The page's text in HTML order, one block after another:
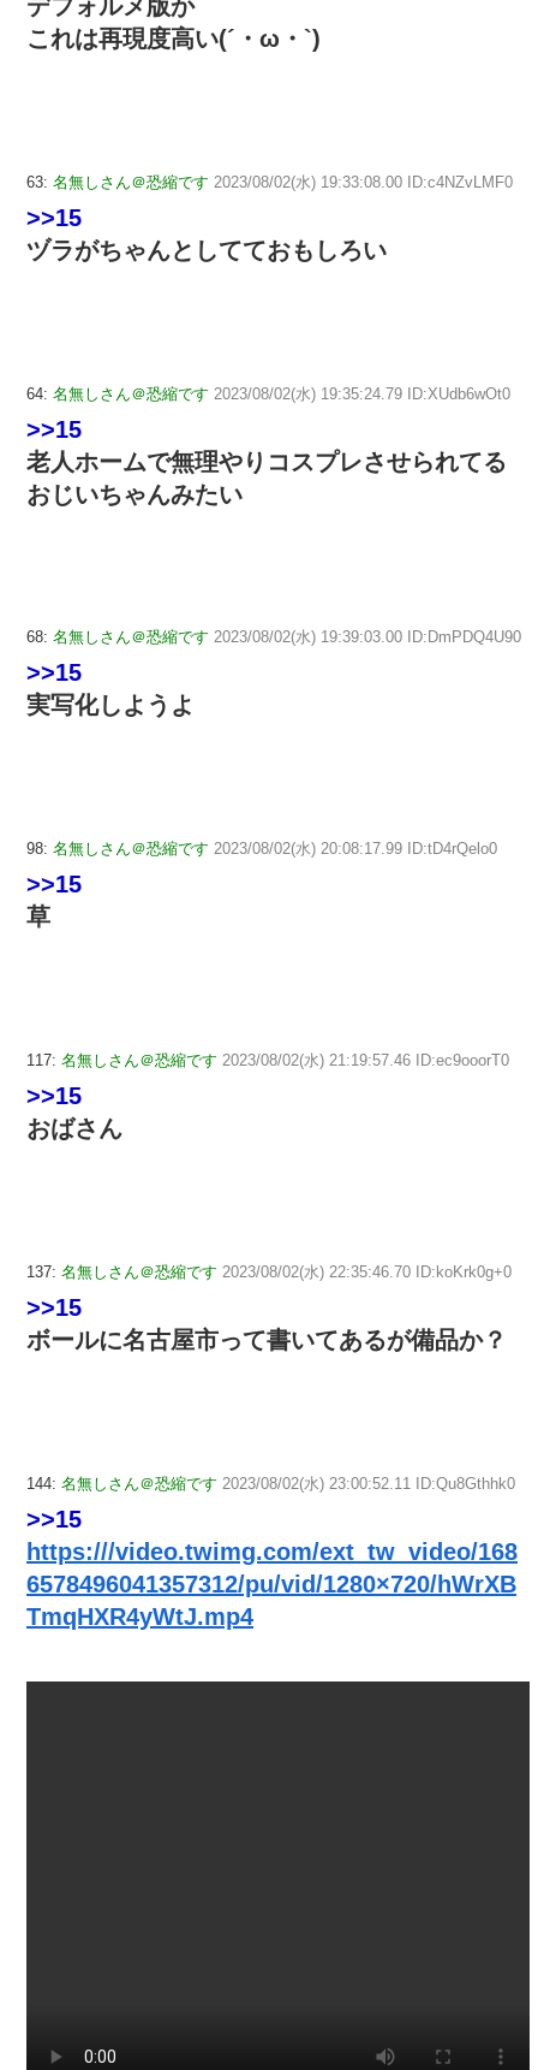
デフォルメ版か
これは再現度高い(´・ω・`)
63: 名無しさん＠恐縮です 2023/08/02(水) 19:33:08.00 ID:c4NZvLMF0
>>15
ヅラがちゃんとしてておもしろい
64: 名無しさん＠恐縮です 2023/08/02(水) 19:35:24.79 ID:XUdb6wOt0
>>15
老人ホームで無理やりコスプレさせられてる
おじいちゃんみたい
68: 名無しさん＠恐縮です 2023/08/02(水) 19:39:03.00 ID:DmPDQ4U90
>>15
実写化しようよ
98: 名無しさん＠恐縮です 2023/08/02(水) 20:08:17.99 ID:tD4rQelo0
>>15
草
117: 名無しさん＠恐縮です 2023/08/02(水) 21:19:57.46 ID:ec9ooorT0
>>15
おばさん
137: 名無しさん＠恐縮です 2023/08/02(水) 22:35:46.70 ID:koKrk0g+0
>>15
ボールに名古屋市って書いてあるが備品か？
144: 名無しさん＠恐縮です 2023/08/02(水) 23:00:52.11 ID:Qu8Gthhk0
>>15
https:///video.twimg.com/ext_tw_video/168
6578496041357312/pu/vid/1280×720/hWrXB
TmqHXR4yWtJ.mp4